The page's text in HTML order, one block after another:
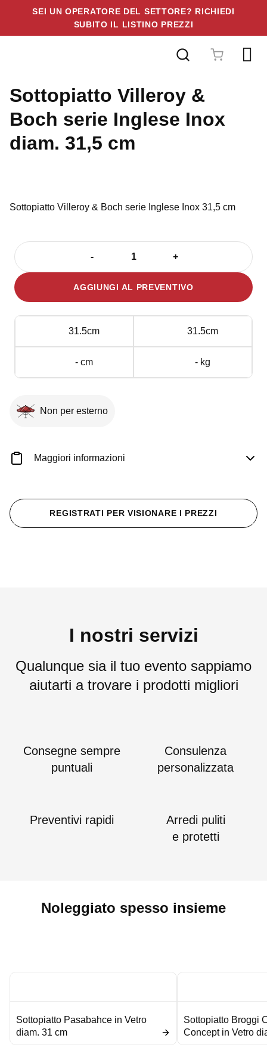
SEI UN OPERATORE DEL SETTORE? RICHIEDI
SUBITO IL LISTINO PREZZI
Sottopiatto Villeroy &
Boch serie Inglese Inox
diam. 31,5 cm
Sottopiatto Villeroy & Boch serie Inglese Inox 31,5 cm
-
Sottopiatto
&
Inox
31,5
+
AGGIUNGI AL PREVENTIVO
31.5cm 31.5cm
- cm - kg
Non per esterno
Maggiori informazioni
REGISTRATI PER VISIONARE I PREZZI
I nostri servizi
Qualunque sia il tuo evento sappiamo
aiutarti a trovare i prodotti migliori
Consegne sempre
puntuali
Consulenza
personalizzata
Preventivi rapidi
Arredi puliti
e protetti
Noleggiato spesso insieme
Sottopiatto Pasabahce in Vetro
diam. 31 cm
Sottopiatto Broggi
Concept in Vetro